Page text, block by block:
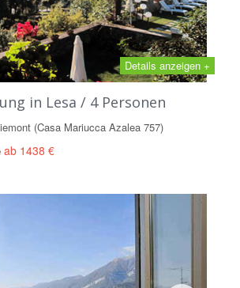
Details anzeigen +
in Lesa / 4 Personen
(Casa Mariucca Azalea 757)
ab 1438 €